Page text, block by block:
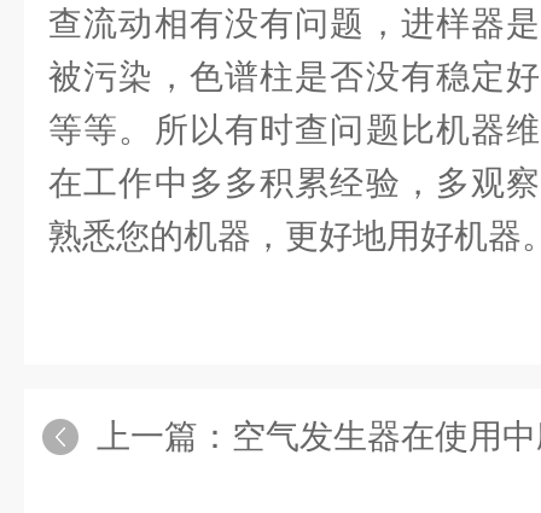
查流动相有没有问题，进样器
被污染，色谱柱是否没有稳定
等等。所以有时查问题比机器
在工作中多多积累经验，多观
熟悉您的机器，更好地用好机器
上一篇： 空气发生器在使用中应该